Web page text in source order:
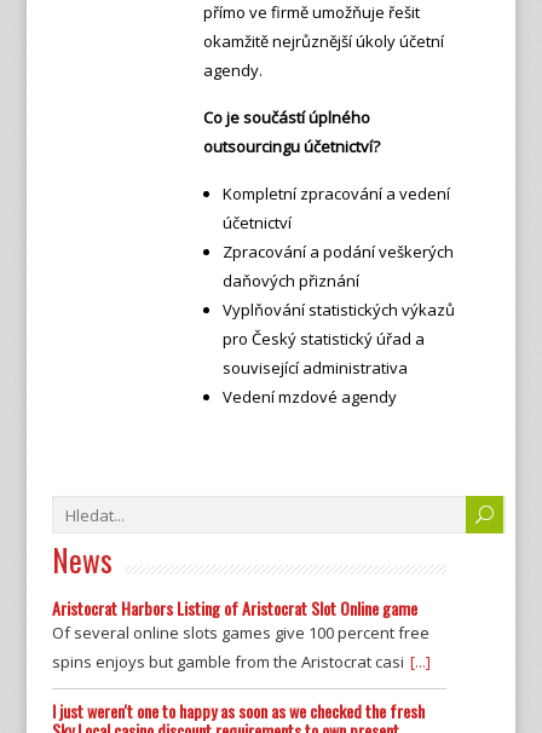
přímo ve firmě umožňuje řešit
okamžitě nejrůznější úkoly účetní
agendy.
Co je součástí úplného
outsourcingu účetnictví?
Kompletní zpracování a vedení
účetnictví
Zpracování a podání veškerých
daňových přiznání
Vyplňování statistických výkazů
pro Český statistický úřad a
související administrativa
Vedení mzdové agendy
News
Aristocrat Harbors Listing of Aristocrat Slot Online game
Of several online slots games give 100 percent free
spins enjoys but gamble from the Aristocrat casi [...]
I just weren't one to happy as soon as we checked the fresh